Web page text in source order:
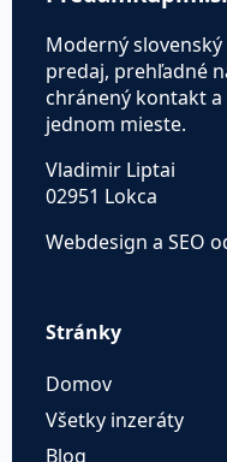
Moderný
predaj, prehľadné
chránený kontakt
jednom mieste.
Vladimir Liptai
02951 Lokca
Webdesign a SEO
Stránky
Domov
Všetky inzeráty
Blog